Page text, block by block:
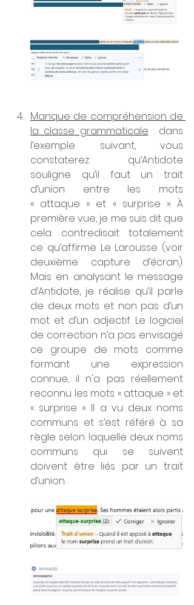
Manque de compréhension de
la classe grammaticale : dans
l’exemple suivant, vous
constaterez qu’Antidote
souligne qu’il faut un trait
d’union entre les mots
« attaque » et « surprise ». À
première vue, je me suis dit que
cela contredisait totalement
ce qu’affirme Le Larousse (voir
deuxième capture d’écran).
Mais en analysant le message
d’Antidote, je réalise qu’il parle
de deux mots et non pas d’un
mot et d’un adjectif. Le logiciel
de correction n’a pas envisagé
ce groupe de mots comme
formant une expression
connue, il n'a pas réellement
reconnu les mots « attaque » et
« surprise ». Il a vu deux noms
communs et s’est référé à sa
règle selon laquelle deux noms
communs qui se suivent
doivent être liés par un trait
d’union.